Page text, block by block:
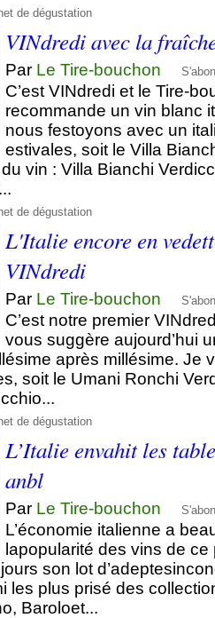
de dégustation
VINdredi avec la
Par Le Tire-bouchon
C’est VINdredi et le Tire-
recommande un vin blanc
nous festoyons avec un
estivales, soit le Villa
vin : Villa Bianchi
de dégustation
L'Italie encore en
VINdredi
Par Le Tire-bouchon
C’est notre premier
vous suggère aujourd’hui
après millésime. Je
soit le Umani Ronchi
de dégustation
L’Italie envahit les
anbl
Par Le Tire-bouchon
L’économie italienne a
lapopularité des vins de ce
son lot
les plus prisé des
Baroloet...